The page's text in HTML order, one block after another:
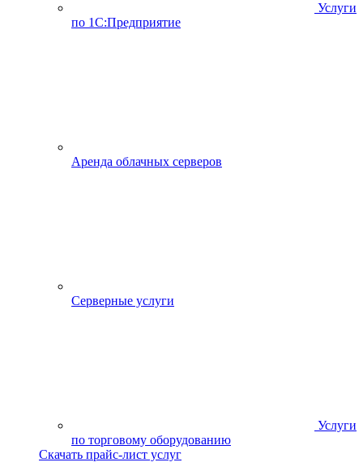
Услуги
по 1С:Предприятие
Аренда облачных серверов
Серверные услуги
Услуги
по торговому оборудованию
Скачать прайс-лист услуг